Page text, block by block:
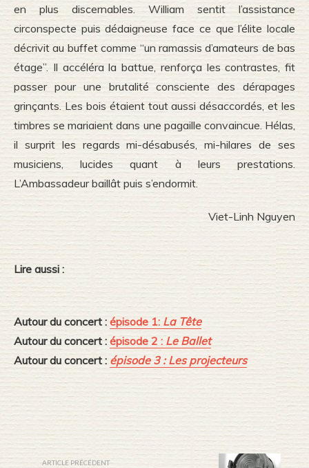
en plus discernables. William sentit l’assistance
circonspecte puis dédaigneuse face ce que l’élite locale
décrivit au buffet comme “un ramassis d’amateurs de bas
étage”. Il accéléra la battue, renforça les contrastes, fit
passer pour une brutalité consciente des dérapages
grinçants. Les bois étaient tout aussi désaccordés, et les
timbres se mariaient dans une pagaille convaincue. Hélas,
il surprit les regards mi-désabusés, mi-hilares de ses
musiciens, lucides quant à leurs prestations.
L’Ambassadeur baillât puis s’endormit.
Viet-Linh Nguyen
Lire aussi :
Autour du concert : épisode 1: La Tête
Autour du concert : épisode 2 : Le Ballet
Autour du concert : épisode 3 : Les projecteurs
ARTICLE PRÉCÉDENT